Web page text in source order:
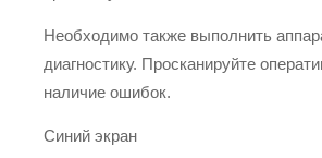
Необходимо также выполнить
диагностику. Просканируйте
наличие ошибок.
Синий экран